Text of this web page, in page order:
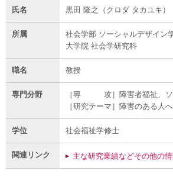
氏名 黒田 隆之（クロダ タカユキ）
所属
社会学部 ソーシャルデザイン
大学院 社会学研究科
職名 教授
専門分野
［専 攻］障害者福祉、ソ
［研究テーマ］障害のある人
学位 社会福祉学修士
関連リンク 主な研究業績などその他の